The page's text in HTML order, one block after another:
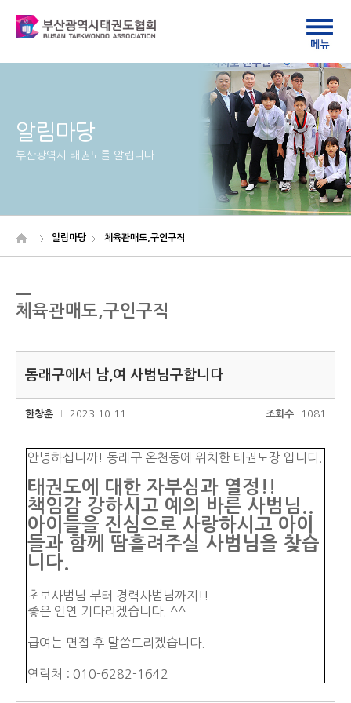
알림마당
부산광역시 태권도를 알립니다
알림마당 체육관매도,구인구직
체육관매도,구인구직
동래구에서 남,여 사범님구합니다
한창훈 2023.10.11 조회수 1081
안녕하십니까! 동래구 온천동에 위치한 태권도장 입니다.
태권도에 대한 자부심과 열정!!
책임감 강하시고 예의 바른 사범님..
아이들을 진심으로 사랑하시고 아이
들과 함께 땀흘려주실 사범님을 찾습
니다.
초보사범님 부터 경력사범님까지!!
좋은 인연 기다리겠습니다. ^^
급여는 면접 후 말씀드리겠습니다.
연락처 : 010-6282-1642